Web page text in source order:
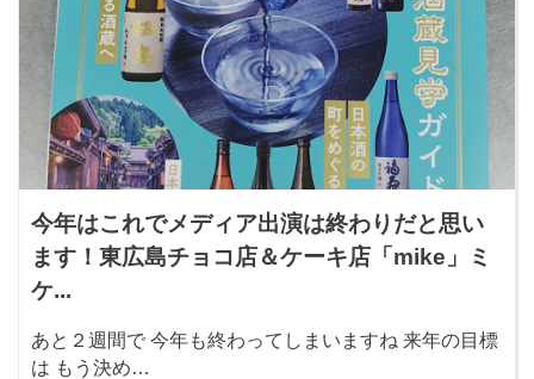
今年はこれでメディア出演は終わりだと思い
ます！東広島チョコ店＆ケーキ店「mike」ミ
ケ...
あと２週間で 今年も終わってしまいますね 来年の目標
は もう決め…